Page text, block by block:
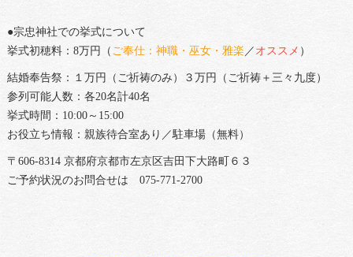
●宗忠神社での挙式について
挙式初穂料：8万円（ ご奉仕：神職・巫女・雅楽 ／ オススメ ）
結婚奉告祭：１万円（ご祈祷のみ）３万円（ご祈祷＋三々九度）
参列可能人数：各20名計40名
挙式時間：10:00～15:00
お役立ち情報：親族待合室あり／駐車場（無料）
〒606-8314 京都府京都市左京区吉田下大路町６３
ご予約状況のお問合せは 075-771-2700